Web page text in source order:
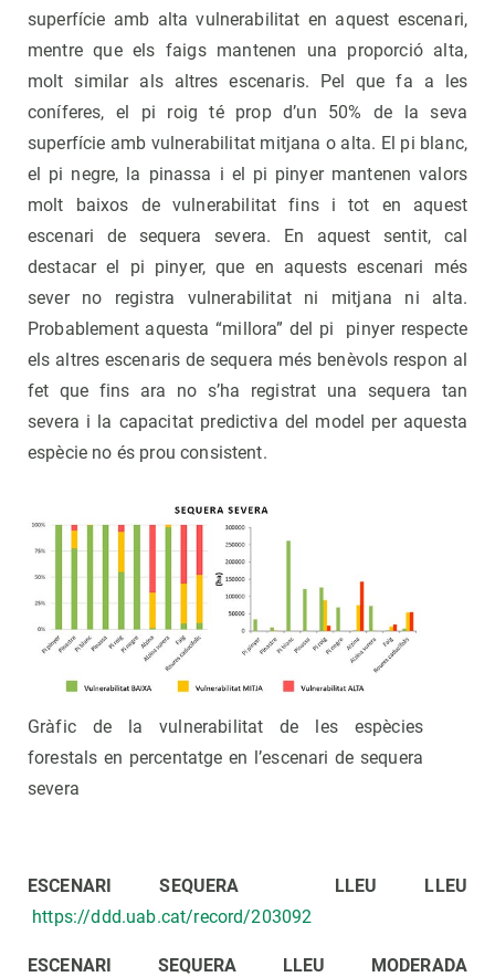
superfície amb alta vulnerabilitat en aquest escenari,
mentre que els faigs mantenen una proporció alta,
molt similar als altres escenaris. Pel que fa a les
coníferes, el pi roig té prop d’un 50% de la seva
superfície amb vulnerabilitat mitjana o alta. El pi blanc,
el pi negre, la pinassa i el pi pinyer mantenen valors
molt baixos de vulnerabilitat fins i tot en aquest
escenari de sequera severa. En aquest sentit, cal
destacar el pi pinyer, que en aquests escenari més
sever no registra vulnerabilitat ni mitjana ni alta.
Probablement aquesta “millora” del pi pinyer respecte
els altres escenaris de sequera més benèvols respon al
fet que fins ara no s’ha registrat una sequera tan
severa i la capacitat predictiva del model per aquesta
espècie no és prou consistent.
Gràfic de la vulnerabilitat de les espècies
forestals en percentatge en l’escenari de sequera
severa
ESCENARI SEQUERA LLEU LLEU
https://ddd.uab.cat/record/203092
ESCENARI SEQUERA LLEU MODERADA